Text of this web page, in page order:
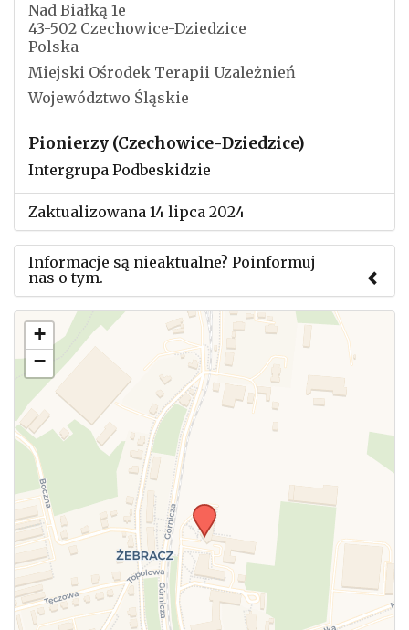
Nad Białką 1e
43-502 Czechowice-Dziedzice
Polska
Miejski Ośrodek Terapii Uzależnień
Województwo Śląskie
Pionierzy (Czechowice-Dziedzice)
Intergrupa Podbeskidzie
Zaktualizowana 14 lipca 2024
Informacje są nieaktualne? Poinformuj
nas o tym.
Użyj tego formularza aby przesłać informację o
zmianach w powyższym mityngu.
+
−